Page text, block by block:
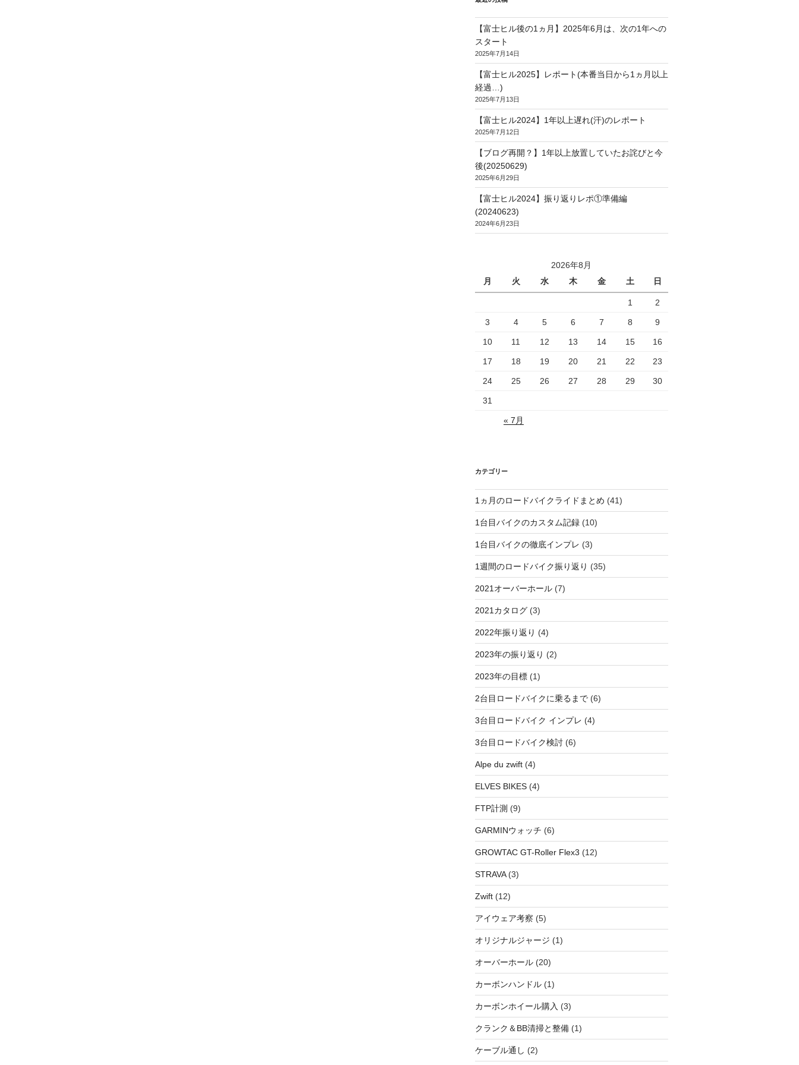
【富士ヒル後の1ヵ月】2025年6月は、次の1年への
スタート
2025年7月14日
【富士ヒル2025】レポート(本番当日から1ヵ月以上
経過…)
2025年7月13日
【富士ヒル2024】1年以上遅れ(汗)のレポート
2025年7月12日
【ブログ再開？】1年以上放置していたお詫びと今
後(20250629)
2025年6月29日
【富士ヒル2024】振り返りレポ①準備編
(20240623)
2024年6月23日
2026年8月
月
火 水 木 金 土 日
1 2
3 4 5 6 7 8 9
10 11 12 13 14 15 16
17 18 19 20 21 22 23
24 25 26 27 28 29 30
31
« 7月
カテゴリー
1ヵ月のロードバイクライドまとめ (41)
1台目バイクのカスタム記録(10)
1台目バイクの徹底インプレ (3)
1週間のロードバイク振り返り (35)
2021オーバーホール(7)
2021カタログ(3)
2022年振り返り (4)
2023年の振り返り (2)
2023年の目標(1)
2台目ロードバイクに乗るまで(6)
3台目ロードバイク インプレ (4)
3台目ロードバイク検討(6)
Alpe du zwift(4)
ELVES BIKES(4)
FTP計測 (9)
GARMINウォッチ (6)
GROWTAC GT-Roller Flex3 (12)
STRAVA(3)
Zwift(12)
アイウェア考察 (5)
オリジナルジャージ (1)
オーバーホール(20)
カーボンハンドル(1)
カーボンホイール購入 (3)
クランク＆BB清掃と整備(1)
ケーブル通し (2)